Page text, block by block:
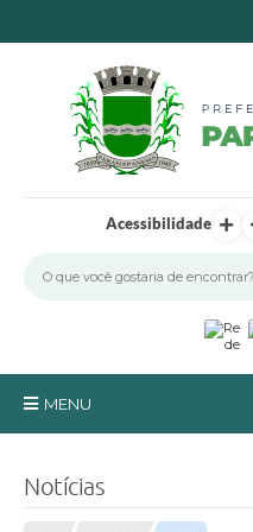
Acessibilidade
MENU
Notícias